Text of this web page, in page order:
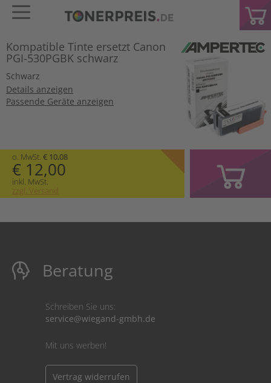
Kompatible Tinte ersetzt Canon
PGI-530PGBK schwarz
Schwarz
Details anzeigen
Passende Geräte anzeigen
o. MwSt. € 10,08
€ 12,00
inkl. MwSt.
zzgl. Versand
Beratung
Schreiben Sie uns:
service@wiegand-gmbh.de
Mit uns werben!
Vertrag widerrufen